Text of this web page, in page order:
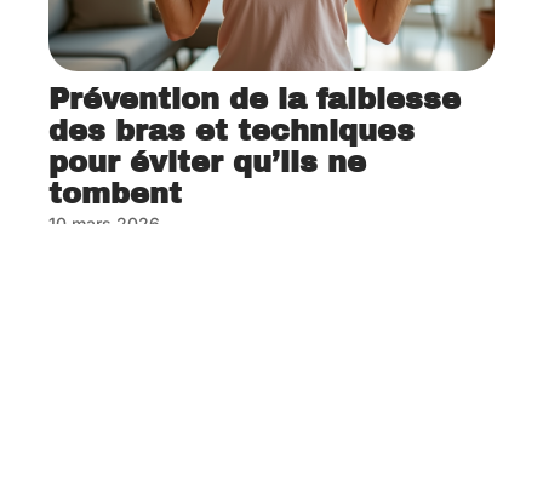
Prévention de la faiblesse
des bras et techniques
pour éviter qu’ils ne
tombent
10 mars 2026